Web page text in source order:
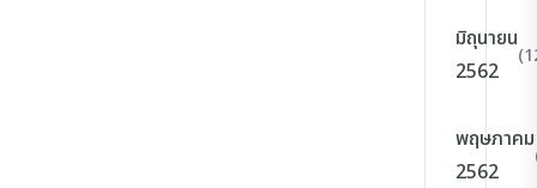
มิถุนายน
2562
พฤษภาคม
2562